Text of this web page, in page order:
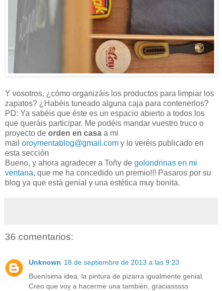
Y vosotros, ¿cómo organizáis los productos para limpiar los
zapatos? ¿Habéis tuneado alguna caja para contenerlos?
PD: Ya sabéis que éste es un espacio abierto a todos los
que queráis participar. Me podéis mandar vuestro truco o
proyecto de orden en casa a mi
mail oroymentablog@gmail.com y lo veréis publicado en
esta sección
Bueno, y ahora agradecer a Toñy de golondrinas en mi
ventana, que me ha concedido un premio!!! Pasaros por su
blog ya que está genial y una estética muy bonita.
36 comentarios:
Unknown 18 de septiembre de 2013 a las 9:23
Buenísima idea, la pintura de pizarra igualmente genial,
Creo que voy a hacerme una también, graciasssss